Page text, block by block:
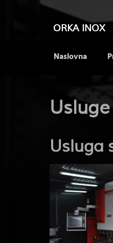
ORKA INOX
Naslovna
Usluge
Usluga